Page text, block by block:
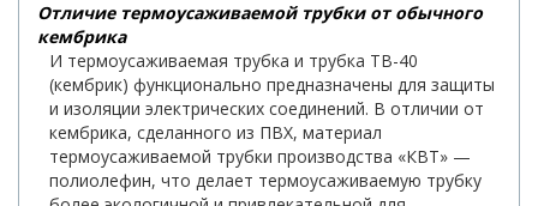
Отличие термоусаживаемой трубки от обычного
кембрика
И термоусаживаемая трубка и трубка ТВ-40
(кембрик) функционально предназначены для защиты
и изоляции электрических соединений. В отличии от
кембрика, сделанного из ПВХ, материал
термоусаживаемой трубки производства «КВТ» —
полиолефин, что делает термоусаживаемую трубку